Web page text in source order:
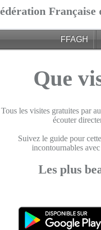
Française
FFAGH
Que
Tous les visites gratuites par
écouter
Suivez le guide pour
incontournables
Les plus